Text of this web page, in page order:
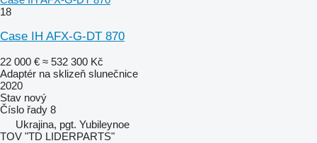
18
Case IH AFX-G-DT 870
22 000 € ≈ 532 300 Kč
Adaptér na sklizeň slunečnice
2020
Stav nový
Číslo řady 8
Ukrajina, pgt. Yubileynoe
TOV "TD LIDERPARTS"